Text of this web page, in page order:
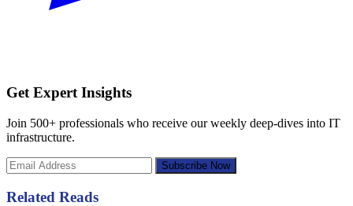
Get Expert Insights
Join 500+ professionals who receive our weekly deep-dives into IT
infrastructure.
Subscribe Now
Related Reads